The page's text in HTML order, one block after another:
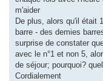
m'aider
De plus, alors qu'il était
barre - des demies
surprise de constater
avec le n°1 et non 5,
de séjour; pourquoi?
Cordialement